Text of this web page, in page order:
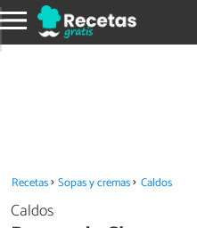
Recetas Sopas y cremas Caldos
Caldos